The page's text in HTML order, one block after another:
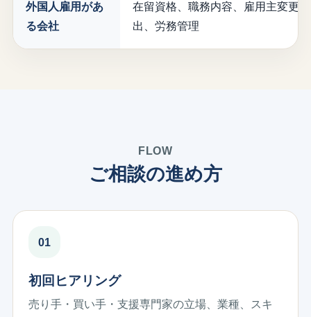
外国人雇用があ
る会社
在留資格、職務内容、雇用主変更
出、労務管理
FLOW
ご相談の進め方
初回ヒアリング
売り手・買い手・支援専門家の立場、業種、スキ